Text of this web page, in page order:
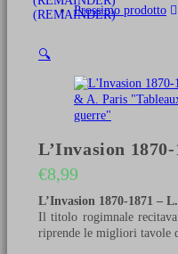
Prossimo prodotto
🔍
L’Invasion
€8,99
L’Invasion 1870-1871 –
Il titolo rogimnale
riprende le migliori tavole